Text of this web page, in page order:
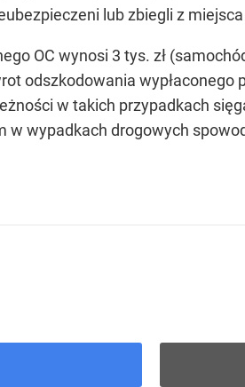
lub zbiegli z
OC wynosi 3 tys. zł
odszkodowania
w takich przypadkach
w wypadkach drogowych